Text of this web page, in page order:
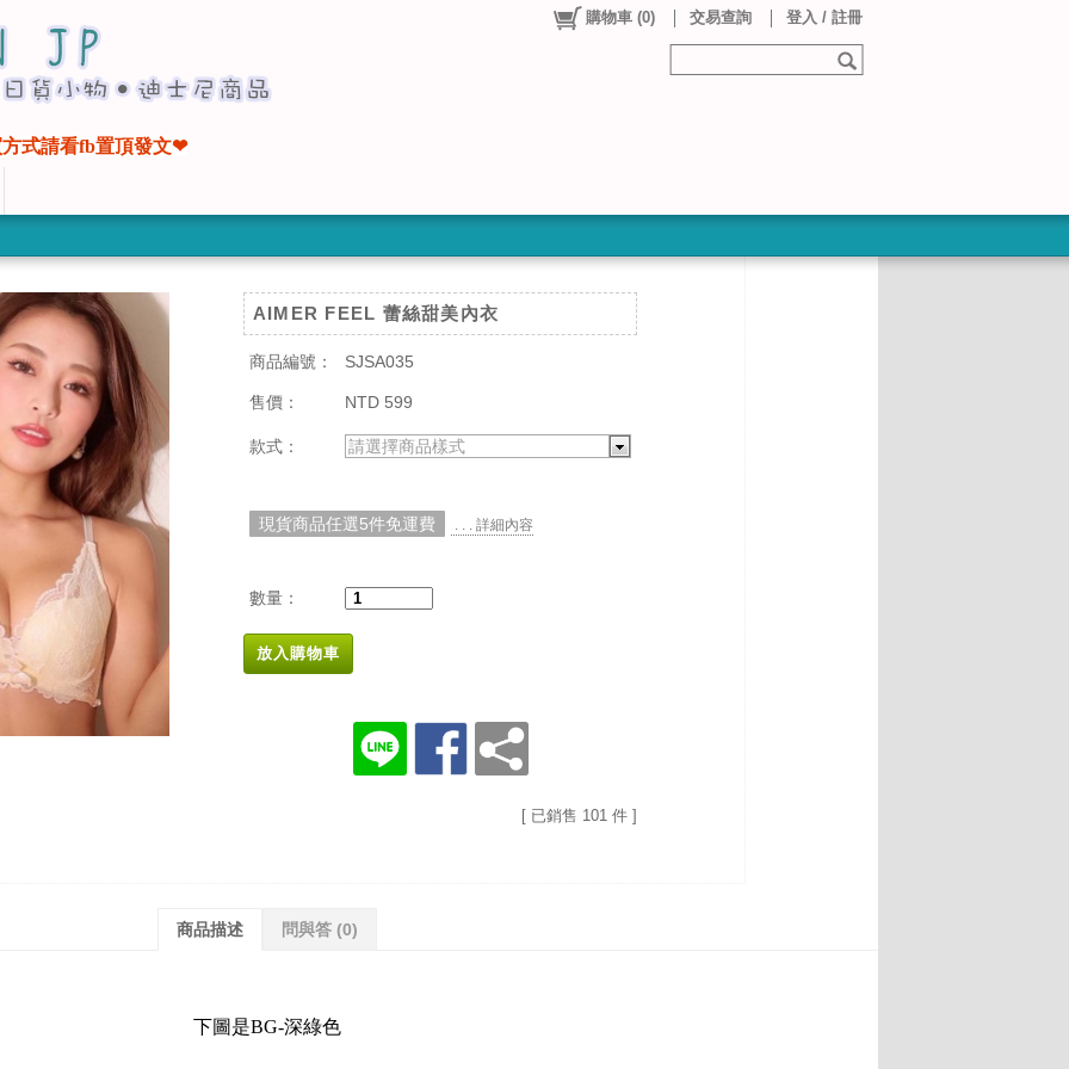
購物車 (0) 交易查詢 登入 / 註冊
式請看fb置頂發文❤
AIMER FEEL 蕾絲甜美內衣
商品編號： SJSA035
售價： NTD 599
款式： 請選擇商品樣式
現貨商品任選5件免運費 . . . 詳細內容
數量：
放入購物車
[ 已銷售 101 件 ]
商品描述 問與答 (0)